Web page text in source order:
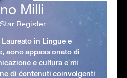
Milli
Register
in Lingue e
aono appassionato di
e cultura e mi
di contenuti coinvolgenti